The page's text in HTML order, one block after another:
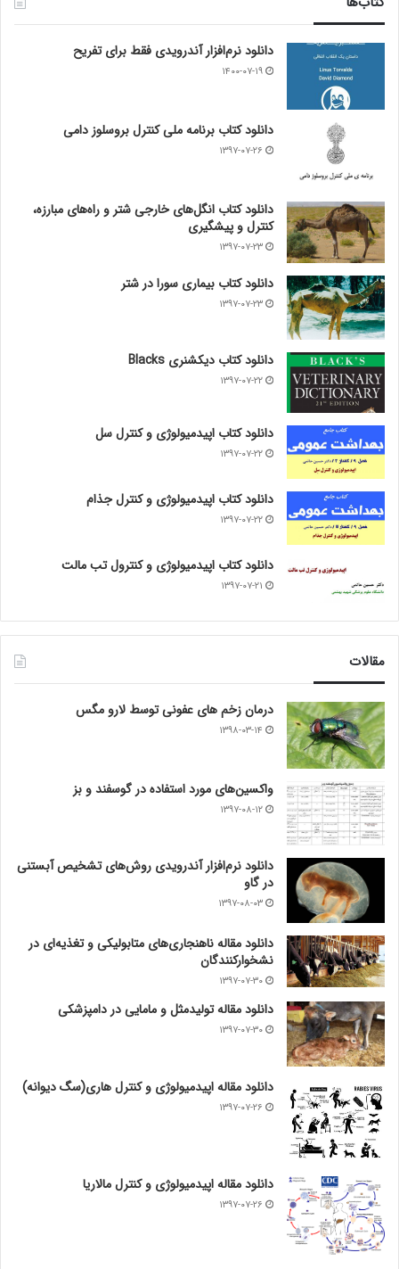
دانلود نرم‌افزار آندرویدی فقط برای تفریح
۱۴۰۰-۰۷-۱۹
دانلود کتاب برنامه ملی کنترل بروسلوز دامی
۱۳۹۷-۰۷-۲۶
دانلود کتاب انگل‌های خارجی شتر و راه‌های مبارزه،
کنترل و پیشگیری
۱۳۹۷-۰۷-۲۳
دانلود کتاب بیماری سورا در شتر
۱۳۹۷-۰۷-۲۳
دانلود کتاب دیکشنری Blacks
۱۳۹۷-۰۷-۲۲
دانلود کتاب اپیدمیولوژی و کنترل سل
۱۳۹۷-۰۷-۲۲
دانلود کتاب اپیدمیولوژی و کنترل جذام
۱۳۹۷-۰۷-۲۲
دانلود کتاب اپیدمیولوژی و کنترول تب مالت
۱۳۹۷-۰۷-۲۱
مقالات
درمان زخم های عفونی توسط لارو مگس
۱۳۹۸-۰۳-۱۴
واکسین‌های مورد استفاده در گوسفند و بز
۱۳۹۷-۰۸-۱۲
دانلود نرم‌افزار آندرویدی روش‌های تشخیص آبستنی
در گاو
۱۳۹۷-۰۸-۰۳
دانلود مقاله ناهنجاری‌های متابولیکی و تغذیه‌ای در
نشخوارکنندگان
۱۳۹۷-۰۷-۳۰
دانلود مقاله تولیدمثل و مامایی در دامپزشکی
۱۳۹۷-۰۷-۳۰
دانلود مقاله اپیدمیولوژی و کنترل هاری(سگ دیوانه)
۱۳۹۷-۰۷-۲۶
دانلود مقاله اپیدمیولوژی و کنترل مالاریا
۱۳۹۷-۰۷-۲۶